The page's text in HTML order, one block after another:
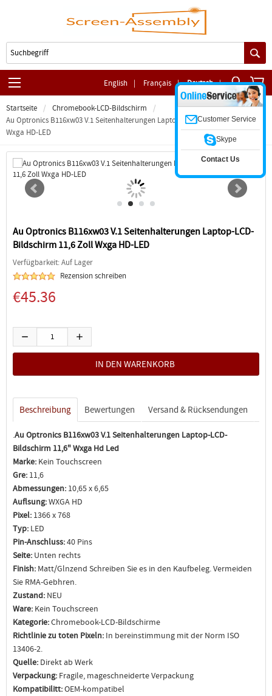
English | Français | Deutsch |
Startseite
Chromebook-LCD-Bildschirm
Au Optronics B116xw03 V.1 Seitenhalterungen Laptop-LCD-Bildschirm 11,6 Zoll
Wxga HD-LED
Au Optronics B116xw03 V.1 Seitenhalterungen Laptop-LCD-
Bildschirm 11,6 Zoll Wxga HD-LED
Verfügbarkeit: Auf Lager
Rezension schreiben
€45.36
Beschreibung Bewertungen Versand & Rücksendungen
.Au Optronics B116xw03 V.1 Seitenhalterungen Laptop-LCD-
Bildschirm 11,6" Wxga Hd Led
Marke: Kein Touchscreen
Gre: 11,6
Abmessungen: 10,65 x 6,65
Auflsung:WXGA HD
Pixel: 1366 x 768
Typ: LED
Pin-Anschluss:40 Pins
Seite: Unten rechts
Finish: Matt/Glnzend Schreiben Sie es in den Kaufbeleg. Vermeiden
Sie RMA-Gebhren.
Zustand: NEU
Ware: Kein Touchscreen
Kategorie:Chromebook-LCD-Bildschirme
Richtlinie zu toten Pixeln: In bereinstimmung mit der Norm ISO
13406-2.
Quelle: Direkt ab Werk
Verpackung: Fragile, mageschneiderte Verpackung
Kompatibilitt:OEM-kompatibel
Customer Service
Skype
Contact Us